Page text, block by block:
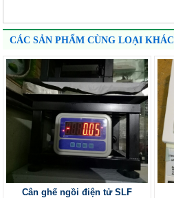
CÁC SẢN PHẨM CÙNG LOẠI KHÁC
Cân ghế ngồi điện tử SLF